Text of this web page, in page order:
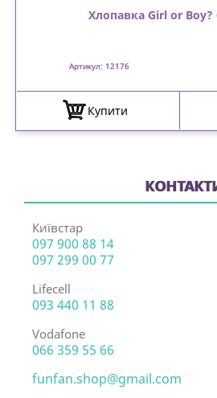
Хлопавка Girl or Boy?
Артикул: 12176
Купити
Київстар
097 900 88 14
097 299 00 77
Lifecell
093 440 11 88
Vodafone
066 359 55 66
funfan.shop@gmail.com